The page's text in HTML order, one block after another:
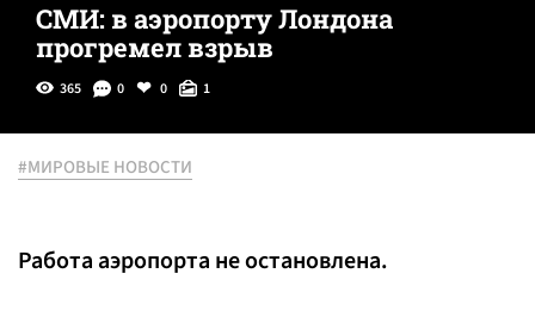
СМИ: в аэропорту Лондона
прогремел взрыв
365 0 0 1
#МИРОВЫЕ НОВОСТИ
Работа аэропорта не остановлена.